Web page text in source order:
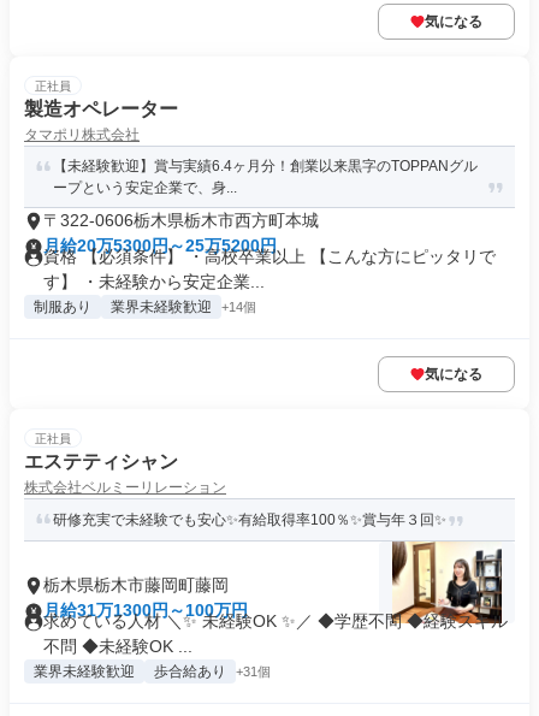
気になる
正社員
製造オペレーター
タマポリ株式会社
【未経験歓迎】賞与実績6.4ヶ月分！創業以来黒字のTOPPANグル
ープという安定企業で、身...
〒322-0606栃木県栃木市西方町本城
月給20万5300円～25万5200円
資格 【必須条件】 ・高校卒業以上 【こんな方にピッタリで
す】 ・未経験から安定企業...
制服あり 業界未経験歓迎 +14個
気になる
正社員
エステティシャン
株式会社ベルミーリレーション
研修充実で未経験でも安心✨有給取得率100％✨賞与年３回✨
栃木県栃木市藤岡町藤岡
月給31万1300円～100万円
求めている人材 ＼✨ 未経験OK ✨／ ◆学歴不問 ◆経験スキル
不問 ◆未経験OK ...
業界未経験歓迎 歩合給あり +31個